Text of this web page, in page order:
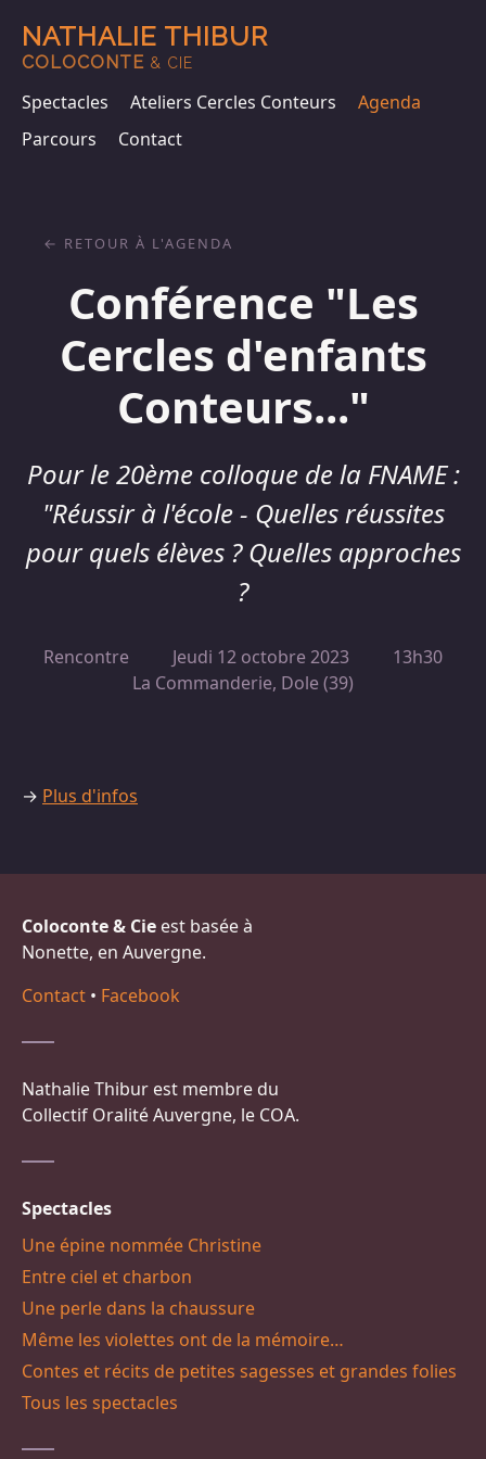
NATHALIE THIBUR
COLOCONTE & CIE
Spectacles Ateliers Cercles Conteurs
Agenda
Parcours
Contact
Conférence "Les
Cercles d'enfants
Conteurs..."
Pour le 20ème colloque de la FNAME :
"Réussir à l'école - Quelles réussites
pour quels élèves ? Quelles approches
?
Rencontre Jeudi 12 octobre 2023
13h30
La Commanderie, Dole (39)
RETOUR À L'AGENDA
→ Plus d'infos
Coloconte & Cie est basée à
Nonette, en Auvergne.
Contact • Facebook
Nathalie Thibur est membre du
Collectif Oralité Auvergne, le COA.
Spectacles
Une épine nommée Christine
Entre ciel et charbon
Une perle dans la chaussure
Même les violettes ont de la mémoire…
Contes et récits de petites sagesses et grandes folies
Tous les spectacles